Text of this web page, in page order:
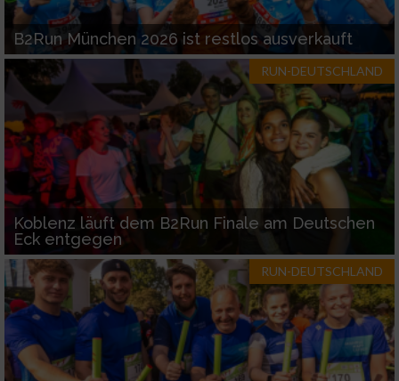
B2Run München 2026 ist restlos ausverkauft
RUN-DEUTSCHLAND
Koblenz läuft dem B2Run Finale am Deutschen
Eck entgegen
RUN-DEUTSCHLAND